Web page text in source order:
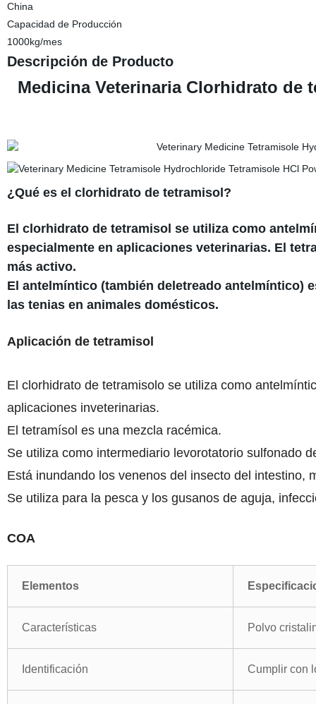
China
Capacidad de Producción
1000kg/mes
Descripción de Producto
Medicina Veterinaria Clorhidrato de
¿Qué es el clorhidrato de tetramisol?
El clorhidrato de tetramisol se utiliza como
especialmente en aplicaciones veterinarias. El
más activo.
El antelmíntico (también deletreado antelmíntico)
las tenias en animales domésticos.
Aplicación de tetramisol
El clorhidrato de tetramisolo se utiliza como
aplicaciones inveterinarias.
El tetramísol es una mezcla racémica.
Se utiliza como intermediario levorotatorio sulfonado
Está inundando los venenos del insecto del intestino,
Se utiliza para la pesca y los gusanos de aguja,
COA
Elementos
Características Polvo
Identificación Cumplir con